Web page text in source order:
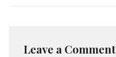
Leave a Comment